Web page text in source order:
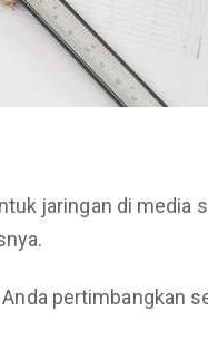
jaringan di media
pertimbangkan